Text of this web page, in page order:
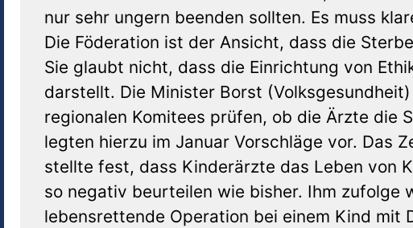
nur sehr ungern beenden sollten. Es muss
Die Föderation ist der Ansicht, dass die
Sie glaubt nicht, dass die Einrichtung von
darstellt. Die Minister Borst
regionalen Komitees prüfen, ob die Ärzte die
legten hierzu im Januar Vorschläge vor. Das
stellte fest, dass Kinderärzte das Leben von
so negativ beurteilen wie bisher. Ihm zufolge
lebensrettende Operation bei einem Kind mit